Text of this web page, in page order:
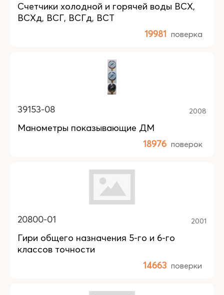
Счетчики холодной и горячей воды ВСХ,
ВСХд, ВСГ, ВСГд, ВСТ
19981 поверка
39153-08 2008
Манометры показывающие ДМ
18976 поверок
20800-01 2001
Гири общего назначения 5-го и 6-го
классов точности
14663 поверки